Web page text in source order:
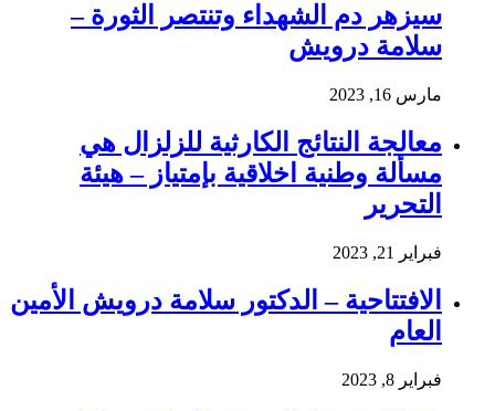
سيزهر دم الشهداء وتنتصر الثورة –
سلامة درويش
مارس 16, 2023
معالجة النتائج الكارثية للزلزال هي
مسألة وطنية اخلاقية بإمتياز – هيئة
التحرير
فبراير 21, 2023
الافتتاحية – الدكتور سلامة درويش الأمين
العام
فبراير 8, 2023